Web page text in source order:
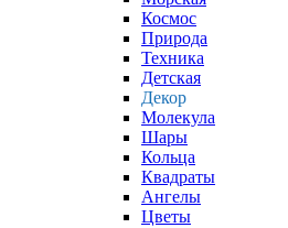
Космос
Природа
Техника
Детская
Декор
Молекула
Шары
Кольца
Квадраты
Ангелы
Цветы